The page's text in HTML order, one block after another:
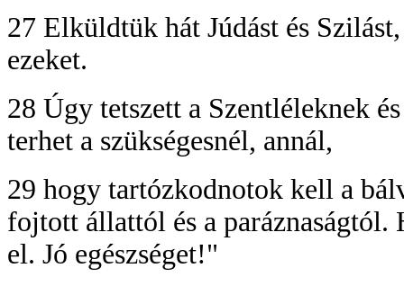
27 Elküldtük hát Júdást és
ezeket.
28 Úgy tetszett a Szentléleknek
terhet a szükségesnél, annál,
29 hogy tartózkodnotok kell a
fojtott állattól és a
el. Jó egészséget!"